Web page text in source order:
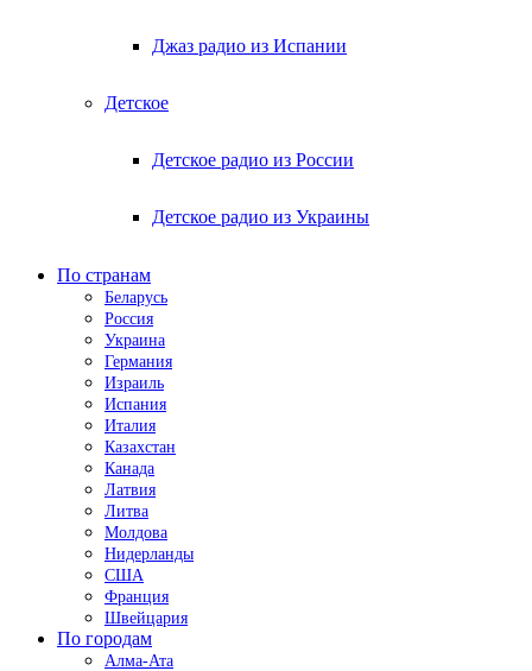
Джаз радио из Испании
Детское
Детское радио из России
Детское радио из Украины
По странам
Беларусь
Россия
Украина
Германия
Израиль
Испания
Италия
Казахстан
Канада
Латвия
Литва
Молдова
Нидерланды
США
Франция
Швейцария
По городам
Алма-Ата